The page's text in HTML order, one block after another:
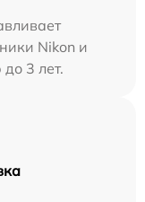
Nikon и
3 лет.